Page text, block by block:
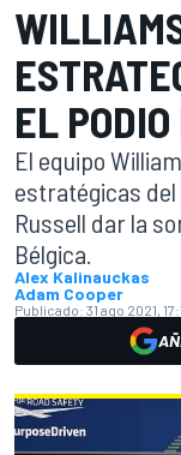
EL
El equipo
estratégicas
Russell dar la
Bélgica.
Alex Kalinauckas
Adam Cooper
Publicado: 31 ago 2021,